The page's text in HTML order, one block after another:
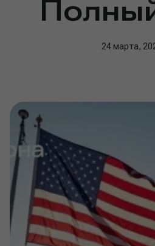
24 марта,